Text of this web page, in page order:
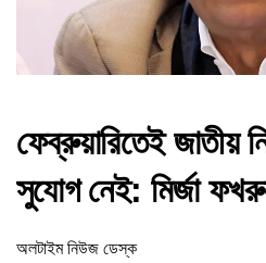
ফেব্রুয়ারিতেই জাতীয়
সুযোগ নেই: মির্জা
অলটাইম নিউজ ডেস্ক